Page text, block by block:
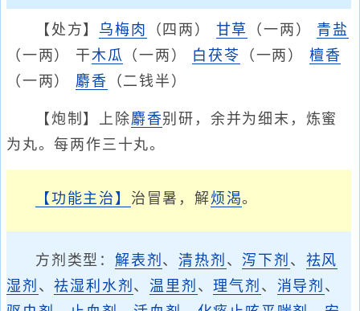
【处方】 乌梅肉 （四两） 甘草 （一两） 青盐
（一两） 干木瓜 （一两） 白茯苓 （一两） 檀香
（一两） 麝香 （二钱半）
【炮制】上除麝香别研，余并为细末，炼蜜
为丸。每两作三十丸。
【功能主治】 治冒暑，解烦渴。
方剂类型： 解表剂 、清热剂 、 泻下剂 、 祛风
湿剂 、祛湿利水剂 、温里剂 、理气剂 、 消导剂 、